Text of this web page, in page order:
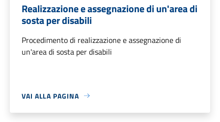
Realizzazione e assegnazione di un'area di
sosta per disabili
Procedimento di realizzazione e assegnazione di
un'area di sosta per disabili
VAI ALLA PAGINA